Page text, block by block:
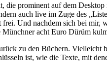
die prominent auf dem
auch live im Zuge des
Und nachdem sich bei
acht Euro Dürüm
zu den Büchern. Vielleicht
ist, wie die Texte, mit